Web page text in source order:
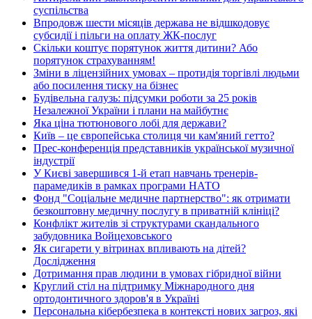
суспільства
Впродовж шести місяців держава не відшкодовує
субсидії і пільги на оплату ЖК-послуг
Скільки коштує порятунок життя дитини? Або
порятунок страхуванням!
Зміни в ліцензійних умовах – протидія торгівлі людьми
або посилення тиску на бізнес
Будівельна галузь: підсумки роботи за 25 років
Незалежної України і плани на майбутнє
Яка ціна тютюнового лобі для держави?
Київ – це європейська столиця чи кам'яний гетто?
Прес-конференція представників української музичної
індустрії
У Києві завершився 1-й етап навчань тренерів-
парамедиків в рамках програми НАТО
Фонд "Соціальне медичне партнерство": як отримати
безкоштовну медичну послугу в приватній клініці?
Конфлікт жителів зі структурами скандального
забудовника Войцеховського
Як сигарети у вітринах впливають на дітей?
Дослідження
Дотримання прав людини в умовах гібридної війни
Круглий стіл на підтримку Міжнародного дня
ортодонтичного здоров'я в Україні
Персональна кібербезпека в контексті нових загроз, які